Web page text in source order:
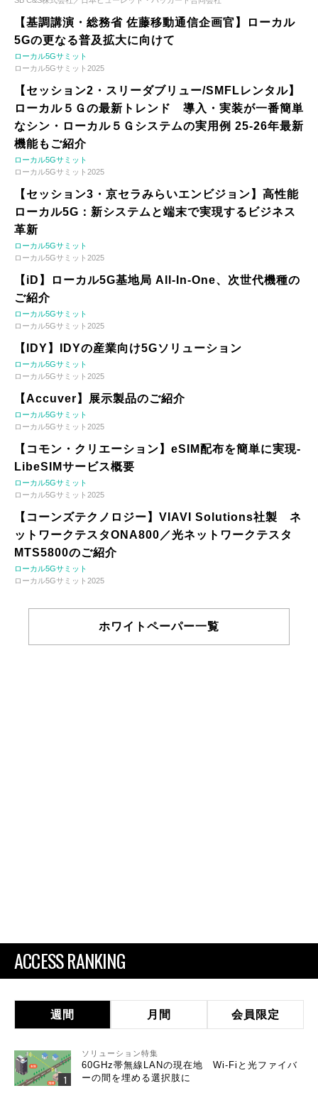
【基調講演・総務省 佐藤移動通信企画官】ローカル
5Gの更なる普及拡大に向けて
ローカル5Gサミット
ローカル5Gサミット2025
【セッション2・スリーダブリュー/SMFLレンタル】
ローカル５Ｇの最新トレンド 導入・実装が一番簡単
なシン・ローカル５Ｇシステムの実用例 25-26年最新
機能もご紹介
ローカル5Gサミット
ローカル5Gサミット2025
【セッション3・京セラみらいエンビジョン】高性能
ローカル5G：新システムと端末で実現するビジネス
革新
ローカル5Gサミット
ローカル5Gサミット2025
【iD】ローカル5G基地局 All-In-One、次世代機種の
ご紹介
ローカル5Gサミット
ローカル5Gサミット2025
【IDY】IDYの産業向け5Gソリューション
ローカル5Gサミット
ローカル5Gサミット2025
【Accuver】展示製品のご紹介
ローカル5Gサミット
ローカル5Gサミット2025
【コモン・クリエーション】eSIM配布を簡単に実現-
LibeSIMサービス概要
ローカル5Gサミット
ローカル5Gサミット2025
【コーンズテクノロジー】VIAVI Solutions社製 ネ
ットワークテスタONA800／光ネットワークテスタ
MTS5800のご紹介
ローカル5Gサミット
ローカル5Gサミット2025
ホワイトペーパー一覧
ACCESS RANKING
週間 月間 会員限定
ソリューション特集
60GHz帯無線LANの現在地 Wi-Fiと光ファイバ
ーの間を埋める選択肢に